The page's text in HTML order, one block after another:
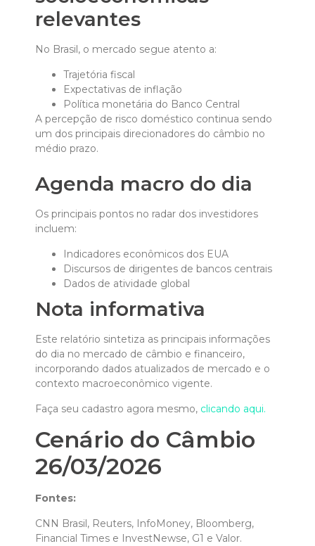
relevantes
No Brasil, o mercado segue atento a:
Trajetória fiscal
Expectativas de inflação
Política monetária do Banco Central
A percepção de risco doméstico continua sendo
um dos principais direcionadores do câmbio no
médio prazo.
Agenda macro do dia
Os principais pontos no radar dos investidores
incluem:
Indicadores econômicos dos EUA
Discursos de dirigentes de bancos centrais
Dados de atividade global
Nota informativa
Este relatório sintetiza as principais informações
do dia no mercado de câmbio e financeiro,
incorporando dados atualizados de mercado e o
contexto macroeconômico vigente.
Faça seu cadastro agora mesmo, clicando aqui.
Cenário do Câmbio
26/03/2026
Fontes:
CNN Brasil, Reuters, InfoMoney, Bloomberg,
Financial Times e InvestNewse, G1 e Valor.